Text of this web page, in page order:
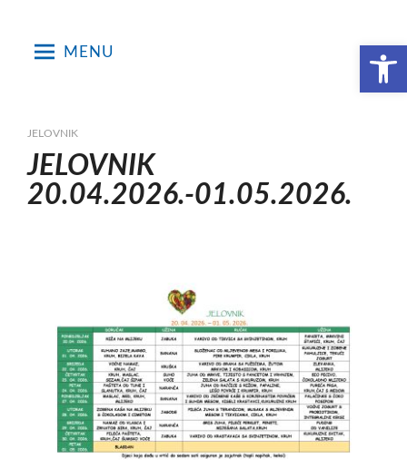
Open toolbar
MENU
JELOVNIK
JELOVNIK
20.04.2026.-01.05.2026.